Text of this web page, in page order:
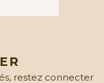
restez connecter